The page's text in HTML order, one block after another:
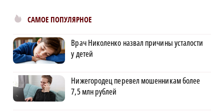
САМОЕ ПОПУЛЯРНОЕ
Врач Николенко назвал причины усталости
у детей
Нижегородец перевел мошенникам более
7,5 млн рублей